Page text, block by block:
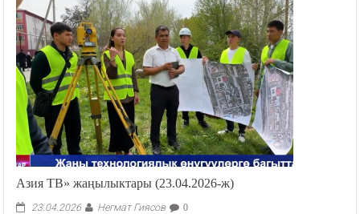
Азия ТВ» жаңылыктары (23.04.2026-ж)
23.04.2026 Негмат Гиясов 0